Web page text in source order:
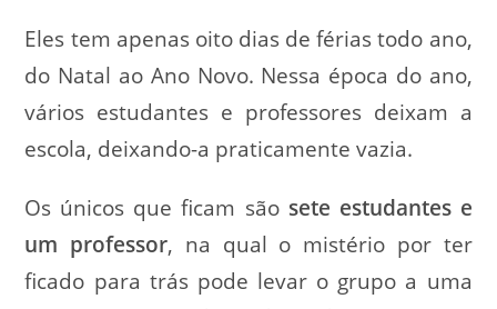
Eles tem apenas oito dias de férias todo ano,
do Natal ao Ano Novo. Nessa época do ano,
vários estudantes e professores deixam a
escola, deixando-a praticamente vazia.
Os únicos que ficam são sete estudantes e
um professor, na qual o mistério por ter
ficado para trás pode levar o grupo a uma